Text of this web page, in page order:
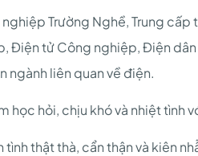
nghiệp Trường Nghề, Trung
Điện tử Công nghiệp, Điện
ngành liên quan về điện.
học hỏi, chịu khó và nhiệt tình
tình thật thà, cẩn thận và kiên